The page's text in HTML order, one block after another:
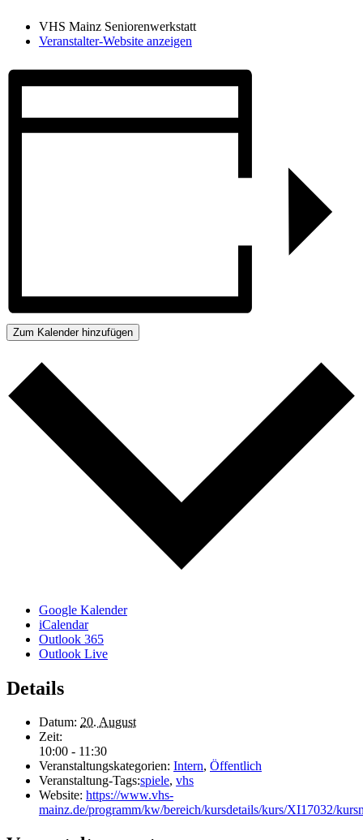
VHS Mainz Seniorenwerkstatt
Veranstalter-Website anzeigen
Zum Kalender hinzufügen
Google Kalender
iCalendar
Outlook 365
Outlook Live
Details
Datum: 20. August
Zeit:
10:00 - 11:30
Veranstaltungskategorien: Intern, Öffentlich
Veranstaltung-Tags:spiele, vhs
Website: https://www.vhs-
mainz.de/programm/kw/bereich/kursdetails/kurs/XI17032/